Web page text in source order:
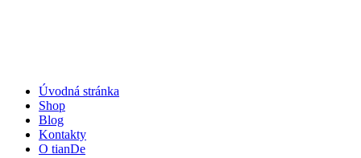
Úvodná stránka
Shop
Blog
Kontakty
O tianDe